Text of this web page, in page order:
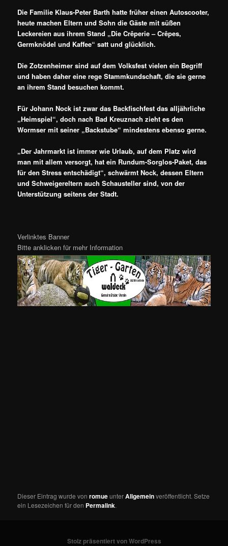
Die Familie Klaus-Peter Barth hatte früher einen Autoscooter,
heute machen Eltern und Sohn die Gäste mit süßen
Leckereien aus ihrem Stand „Die Crêperie – Crêpes,
Germknödel und Kaffee“ satt und glücklich.
Die Zotzenheimer sind auf dem Volksfest vielen ein Begriff
und haben daher eine rege Stammkundschaft, die sie gerne
an ihrem Stand besuchen kommt.
Für Johann Nock ist zwar das Backfischfest das alljährliche
„Heimspiel“, doch nach Bad Kreuznach zieht es den
Wormser mit seiner „Backstube“ mindestens ebenso gerne.
„Der Jahrmarkt ist immer wie Urlaub, auf dem Platz wird
man mit allem versorgt, hat ein Rundum-Sorglos-Paket, das
für den Stress entschädigt“, schwärmt Nock, dessen Eltern
und Schweigereltern auch Schausteller sind, von der
Unterstützung seitens der Stadt.
Verlinktes Banner
Bitte anklicken für mehr Information
Dieser Eintrag wurde vonromueunterAllgemeinveröffentlicht. Setze
ein Lesezeichen für den Permalink.
Stolz präsentiert von WordPress